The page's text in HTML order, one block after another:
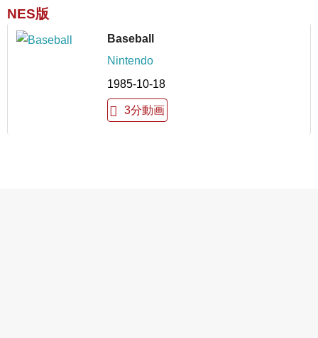
NES版
Baseball
Nintendo
1985-10-18
3分動画